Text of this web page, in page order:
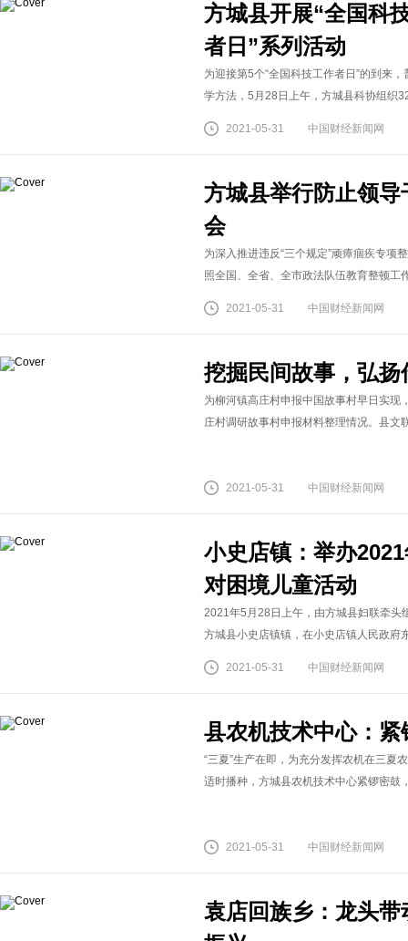
方城县开展“全国科
者日”系列活动
为迎接第5个“全国科技工作者日”的到来
学方法，5月28日上午，方城县科协组织
2021-05-31 中国财经新闻网
方城县举行防止领
会
为深入推进违反“三个规定”顽瘴痼疾专项
照全国、全省、全市政法队伍教育整顿工
2021-05-31 中国财经新闻网
挖掘民间故事，弘扬
为柳河镇高庄村申报中国故事村早日实
庄村调研故事村申报材料整理情况。县文
2021-05-31 中国财经新闻网
小史店镇：举办
对困境儿童活动
2021年5月28日上午，由方城县妇联牵头
方城县小史店镇镇，在小史店镇人民政府
2021-05-31 中国财经新闻网
县农机技术中心：
“三夏”生产在即，为充分发挥农机在三夏
适时播种，方城县农机技术中心紧锣密鼓
2021-05-31 中国财经新闻网
袁店回族乡：龙头